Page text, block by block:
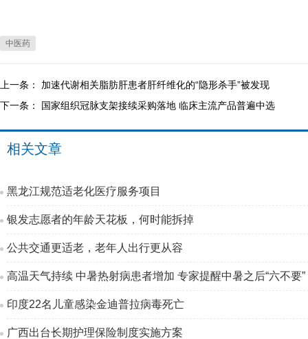
中医药
上一条： 加速代谢相关脂肪肝患者肝纤维化的“隐形杀手”被发现
下一条： 国家组织冠脉支架接续采购落地 临床主流产品普遍中选
相关文章
黑龙江规范适老化医疗服务项目
银发志愿者的年龄天花板，何时能拆掉
公共交通更适老，老年人出行更从容
高温天气持续 中暑热射病患者增加 专家提醒中暑之后“六不要”
印度22名儿童感染金迪普拉病毒死亡
广西出台长期护理保险制度实施方案